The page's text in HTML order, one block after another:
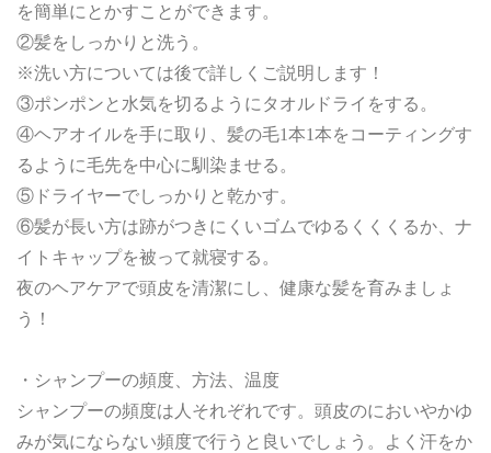
を簡単にとかすことができます。
②髪をしっかりと洗う。
※洗い方については後で詳しくご説明します！
③ポンポンと水気を切るようにタオルドライをする。
④ヘアオイルを手に取り、髪の毛1本1本をコーティングす
るように毛先を中心に馴染ませる。
⑤ドライヤーでしっかりと乾かす。
⑥髪が長い方は跡がつきにくいゴムでゆるくくくるか、ナ
イトキャップを被って就寝する。
夜のヘアケアで頭皮を清潔にし、健康な髪を育みましょ
う！
・シャンプーの頻度、方法、温度
シャンプーの頻度は人それぞれです。頭皮のにおいやかゆ
みが気にならない頻度で行うと良いでしょう。よく汗をか